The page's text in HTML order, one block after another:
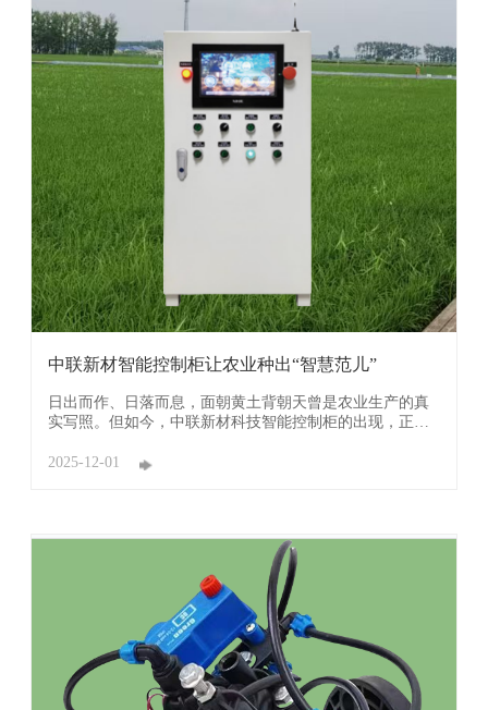
中联新材智能控制柜让农业种出“智慧范儿”
日出而作、日落而息，面朝黄土背朝天曾是农业生产的真
实写照。但如今，中联新材科技智能控制柜的出现，正悄
高产优质作物。 过去50亩农田灌溉、控温需多人轮守，现
2025-12-01